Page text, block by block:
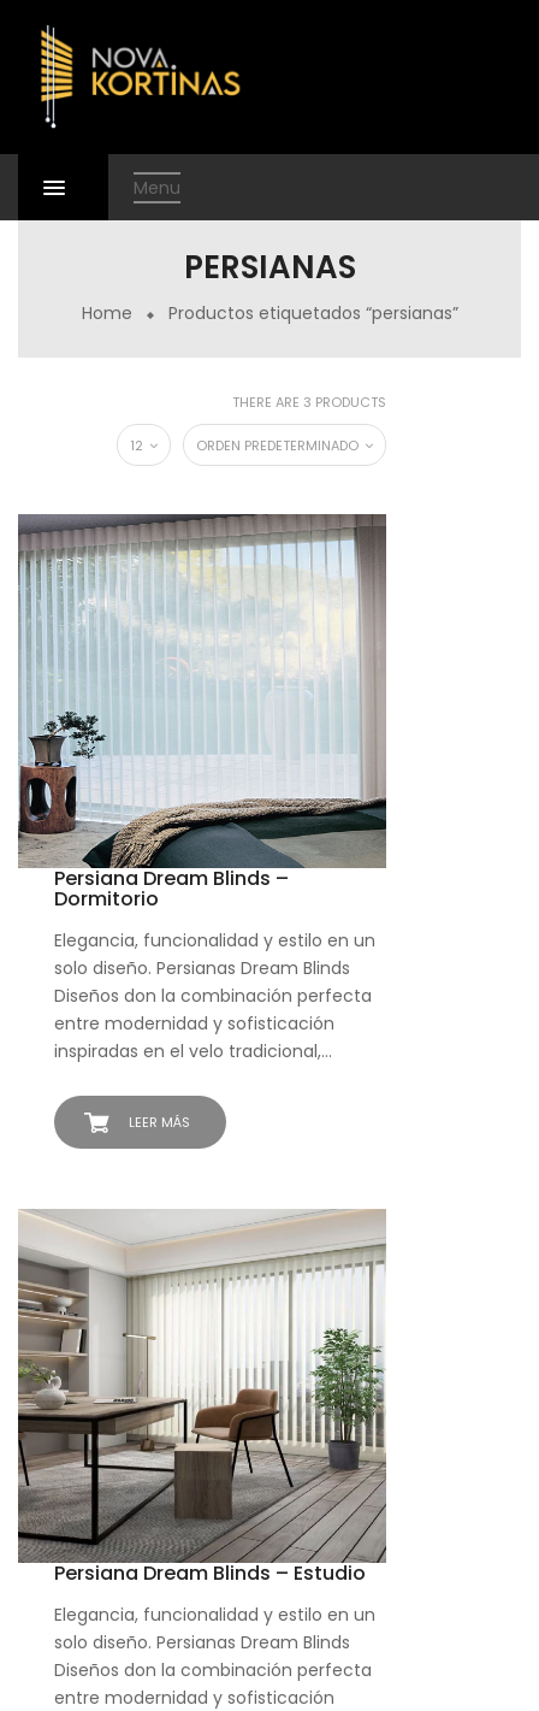
Menu
PERSIANAS
Home Productos etiquetados “persianas”
THERE ARE 3 PRODUCTS
ORDEN PREDETERMINADO
12
LEER MÁS
Persiana Dream Blinds –
Dormitorio
Elegancia, funcionalidad y estilo en un
solo diseño. Persianas Dream Blinds
Diseños don la combinación perfecta
entre modernidad y sofisticación
inspiradas en el velo tradicional,…
Persiana Dream Blinds – Estudio
Elegancia, funcionalidad y estilo en un
solo diseño. Persianas Dream Blinds
Diseños don la combinación perfecta
entre modernidad y sofisticación